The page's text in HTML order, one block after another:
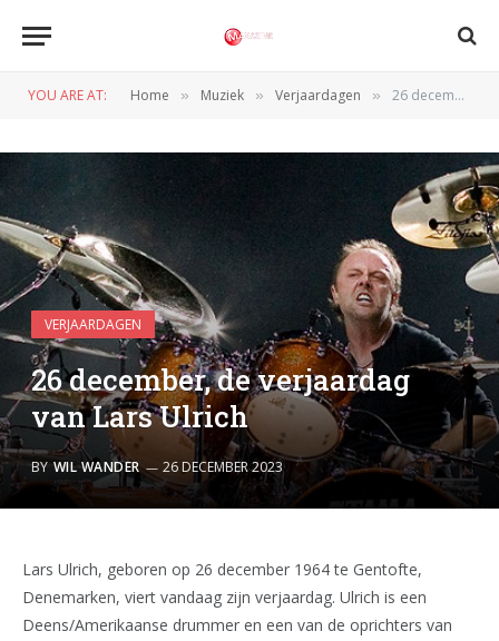
YOU ARE AT: Home » Muziek » Verjaardagen » 26 december, de verjaardag van Lars Ulrich
VERJAARDAGEN
26 december, de verjaardag
van Lars Ulrich
BY WIL WANDER 26 DECEMBER 2023
Lars Ulrich, geboren op 26 december 1964 te Gentofte,
Denemarken, viert vandaag zijn verjaardag. Ulrich is een
Deens/Amerikaanse drummer en een van de oprichters van